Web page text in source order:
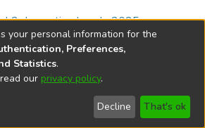
2 de septiembre de 2025
Nacional de Córdoba
your personal information for the
Preferences,
Statistics.
our privacy policy.
Decline That's ok